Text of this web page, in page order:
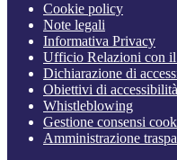
Cookie policy
Note legali
Informativa Privacy
Ufficio Relazioni con
Dichiarazione di
Obiettivi di accessibilità
Whistleblowing
Gestione consensi
Amministrazione